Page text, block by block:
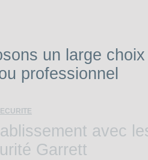
un large
professionnel
avec
Garrett